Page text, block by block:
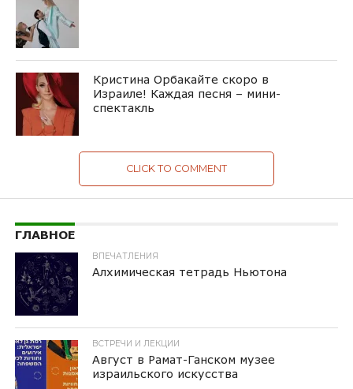
Кристина Орбакайте скоро в
Израиле! Каждая песня – мини-
спектакль
CLICK TO COMMENT
ГЛАВНОЕ
ВПЕЧАТЛЕНИЯ
Алхимическая тетрадь Ньютона
ВСТРЕЧИ И ЛЕКЦИИ
Август в Рамат-Ганском музее
израильского искусства